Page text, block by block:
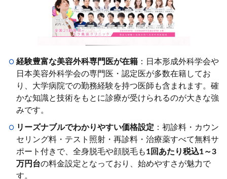
経験豊富な美容外科専門医が在籍 ：
日本形成外科学会や
日本美容外科学会の専門医・認定医が多数在籍してお
り、大学病院での勤務経験を持つ医師も含まれます。確
かな知識と技術をもとに診療が受けられるのが大きな強
みです。
リーズナブルでわかりやすい価格設定 ： 初診料・カウン
セリング料・テスト照射・再診料・治療薬すべて無料サ
ポート付きで、全身脱毛や顔脱毛も1回あたり税込1～3
万円台の料金設定となっており、始めやすさが魅力で
す。